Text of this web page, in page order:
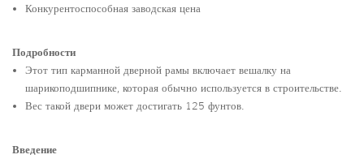
Конкурентоспособная заводская цена
Подробности
Этот тип карманной дверной рамы включает вешалку на
шарикоподшипнике, которая обычно используется в строительстве.
Вес такой двери может достигать 125 фунтов.
Введение